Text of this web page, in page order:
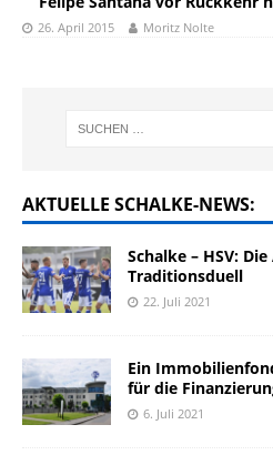
26. April 2015 Moritz Nolte
AKTUELLE SCHALKE-NEWS:
Schalke – HSV:
Traditionsduell
22. Juli 2021
Ein
für die
6. Juli 2021